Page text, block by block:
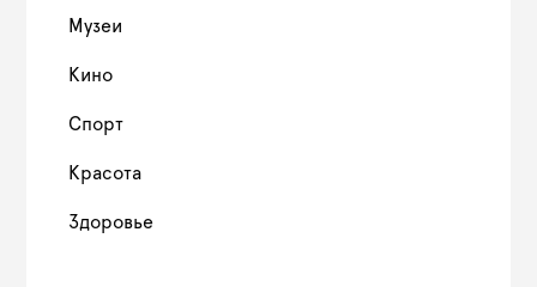
Музеи
Кино
Спорт
Красота
Здоровье